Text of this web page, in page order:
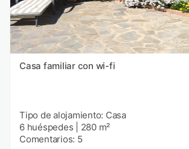
Casa familiar con wi-fi
Tipo de alojamiento: Casa
6 huéspedes
280 m²
Comentarios: 5